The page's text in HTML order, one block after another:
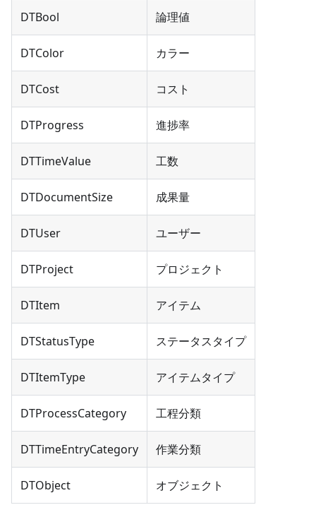
DTBool 論理値
DTColor カラー
DTCost コスト
DTProgress 進捗率
DTTimeValue 工数
DTDocumentSize 成果量
DTUser ユーザー
DTProject プロジェクト
DTItem アイテム
DTStatusType ステータスタイプ
DTItemType アイテムタイプ
DTProcessCategory 工程分類
DTTimeEntryCategory 作業分類
DTObject オブジェクト